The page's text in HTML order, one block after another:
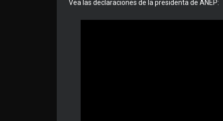
Vea las declaraciones de la presidenta de ANEP: